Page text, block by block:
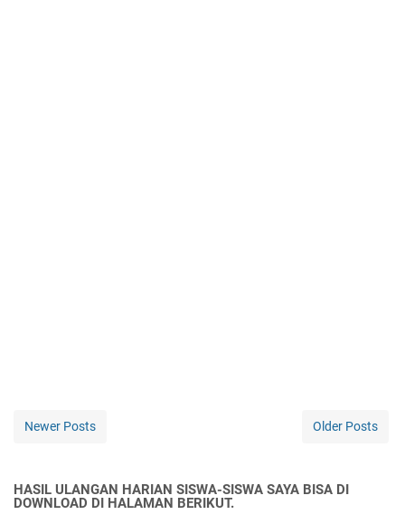
Newer Posts Older Posts
HASIL ULANGAN HARIAN SISWA-SISWA SAYA BISA DI
DOWNLOAD DI HALAMAN BERIKUT.